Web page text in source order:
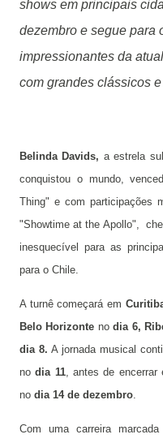
shows em principais
dezembro e segue para
impressionantes da
com grandes clássicos
Belinda Davids, a estrela
conquistou o mundo,
Thing" e com participações
"Showtime at the Apollo",
inesquecível para as
para o Chile.
A turnê começará em
Belo Horizonte nodia 6,
dia 8. A jornada musical
no dia 11, antes de encerrar
no dia 14 de dezembro.
Com uma carreira